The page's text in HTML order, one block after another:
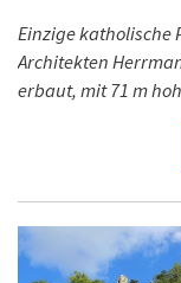
Einzige katholische
Architekten
erbaut, mit 71 m